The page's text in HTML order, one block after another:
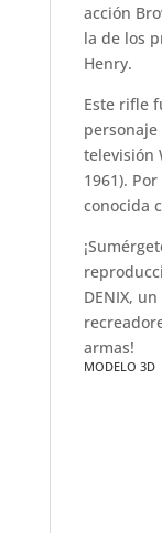
acción
la de los
Henry.
Este rifle
personaje
televisión
1961).
conocida
DENIX,
armas!
MODELO 3D